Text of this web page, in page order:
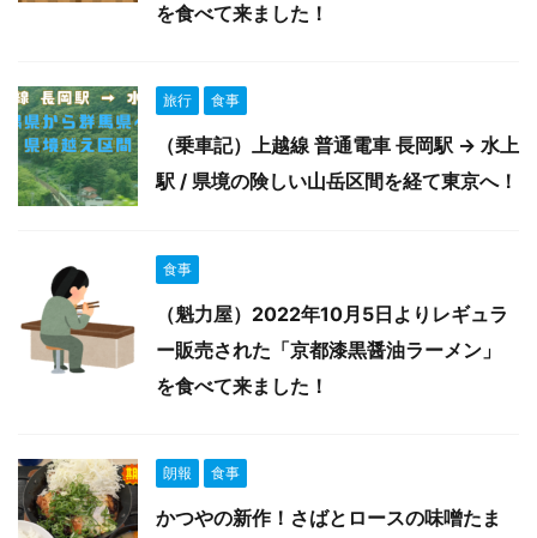
を食べて来ました！
旅行 食事
（乗車記）上越線 普通電車 長岡駅 → 水上
駅 / 県境の険しい山岳区間を経て東京へ！
食事
（魁力屋）2022年10月5日よりレギュラ
ー販売された「京都漆黒醤油ラーメン」
を食べて来ました！
朗報 食事
かつやの新作！さばとロースの味噌たま